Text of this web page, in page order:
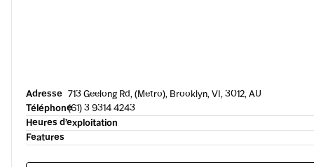
Adresse 713 Geelong Rd, (Metro), Brooklyn, VI, 3012, AU
Téléphone(61) 3 9314 4243
Heures d’exploitation
Features